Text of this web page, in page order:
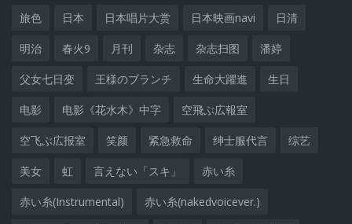
旅色 日本 日本唱片大赏 日本映画navi 日清
明治 春火9 月刊 杂志 杂志扫图 潘婷
父女七日变 王様のブランチ 生命大躍進 生日
电影 电影《花水木》中字 空飛ぶ広報室
空飞ぶ広报室 笑颜 紧急救命 绅士服代言 综艺
美女 虹 言えない「スキ」 赤い糸
赤い糸(Instrumental) 赤い糸(nakedvoicever.)